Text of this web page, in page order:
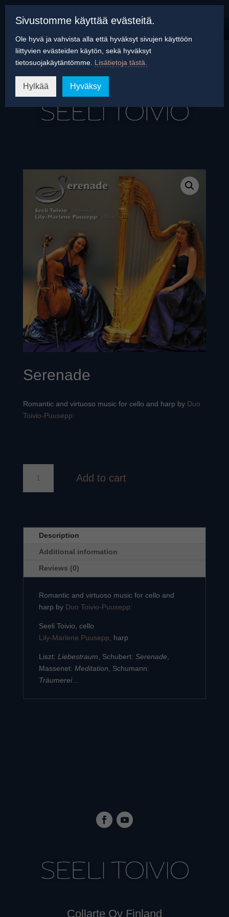
Serenade
Romantic and virtuoso music for cello and harp by Duo
Toivio-Puusepp:
quantity
Add to cart
Description
Additional information
Reviews (0)
Romantic and virtuoso music for cello and
harp by Duo Toivio-Puusepp:
Seeli Toivio, cello
Lily-Marlene Puusepp , harp
Liszt: Liebestraum , Schubert: Serenade
Massenet: Meditation , Schumann:
Träumerei…
Collarte Oy Finland
Sivustomme käyttää evästeitä.
Ole hyvä ja vahvista alla että hyväksyt sivujen käyttöön
liittyvien evästeiden käytön, sekä hyväksyt
tietosuojakäytäntömme. Lisätietoja tästä.
Hylkää Hyväksy